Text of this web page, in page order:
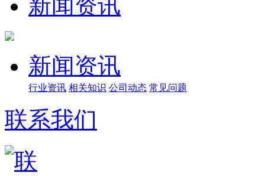
新闻资讯
新闻资讯
行业资讯 相关知识 公司动态 常见问题
联系我们